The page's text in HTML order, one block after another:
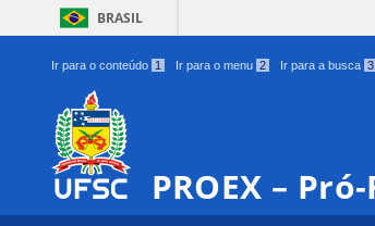
BRASIL
Ir para o conteúdo 1 Ir para o menu 2 Ir para a busca 3
PROEX –